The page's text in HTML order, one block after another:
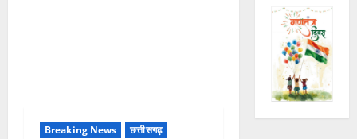
Breaking News छत्तीसगढ़